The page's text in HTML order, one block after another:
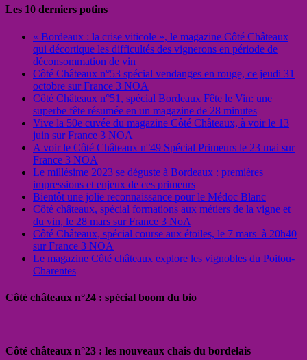
Les 10 derniers potins
« Bordeaux : la crise viticole », le magazine Côté Châteaux
qui décortique les difficultés des vignerons en période de
déconsommation de vin
Côté Châteaux n°53 spécial vendanges en rouge, ce jeudi 31
octobre sur France 3 NOA
Côté Châteaux n°51, spécial Bordeaux Fête le Vin: une
superbe fête résumée en un magazine de 28 minutes
Vive la 50e cuvée du magazine Côté Châteaux, à voir le 13
juin sur France 3 NOA
A voir le Côté Châteaux n°49 Spécial Primeurs le 23 mai sur
France 3 NOA
Le millésime 2023 se déguste à Bordeaux : premières
impressions et enjeux de ces primeurs
Bientôt une jolie reconnaissance pour le Médoc Blanc
Côté châteaux, spécial formations aux métiers de la vigne et
du vin, le 28 mars sur France 3 NoA
Côté Châteaux, spécial course aux étoiles, le 7 mars à 20h40
sur France 3 NOA
Le magazine Côté châteaux explore les vignobles du Poitou-
Charentes
Côté châteaux n°24 : spécial boom du bio
Côté châteaux n°23 : les nouveaux chais du bordelais